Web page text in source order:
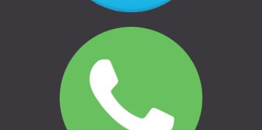
THULE | AUTO BAGĀŽNIEKI